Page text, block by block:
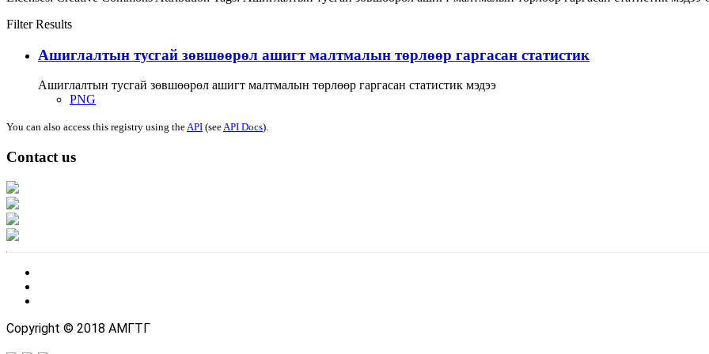
Filter Results
Ашиглалтын тусгай зөвшөөрөл ашигт малтмалын төрлөөр гаргасан статистик
Ашиглалтын тусгай зөвшөөрөл ашигт малтмалын төрлөөр гаргасан статистик мэдээ
PNG
You can also access this registry using theAPI (seeAPI Docs).
Contact us
Copyright © 2018 АМГТГ